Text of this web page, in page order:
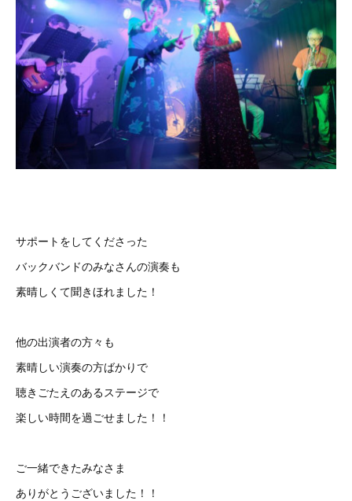
サポートをしてくださった
バックバンドのみなさんの演奏も
素晴しくて聞きほれました！
他の出演者の方々も
素晴しい演奏の方ばかりで
聴きごたえのあるステージで
楽しい時間を過ごせました！！
ご一緒できたみなさま
ありがとうございました！！